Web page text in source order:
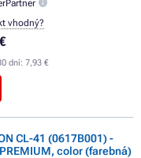
dní: 7,93 €
vhodný?
CL-41 (0617B001) -
color (farebná)